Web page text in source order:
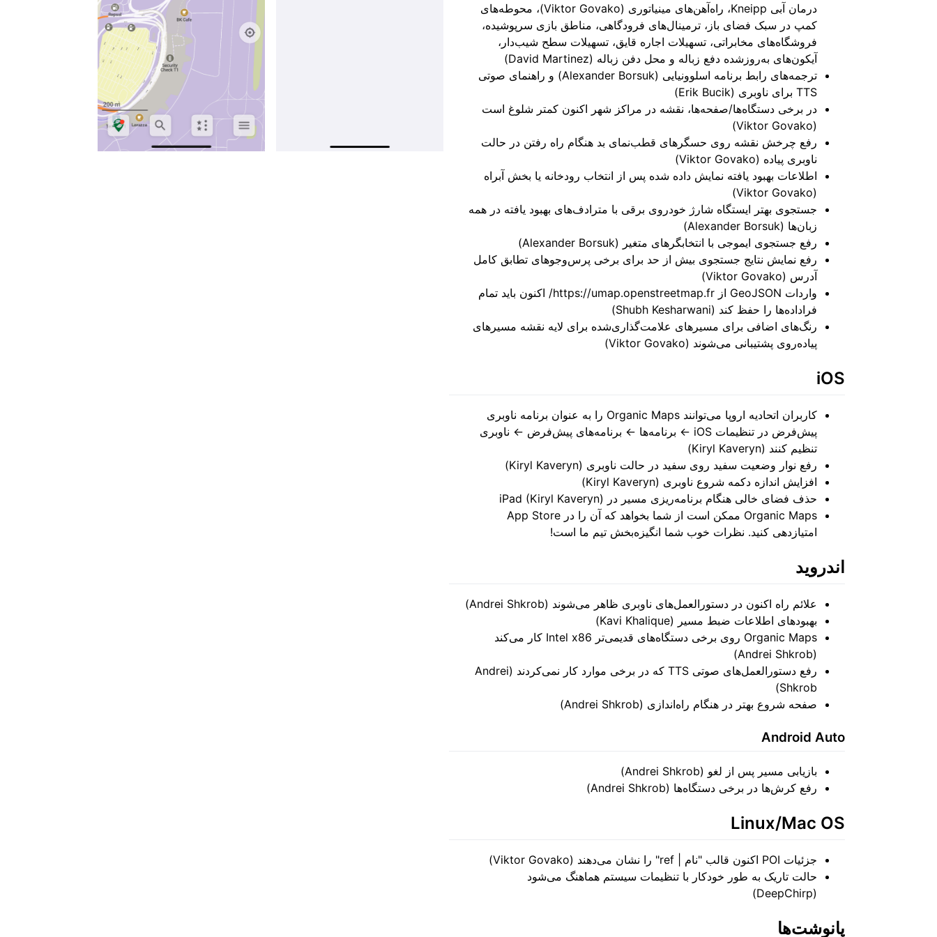
درمان آبی Kneipp، راه‌آهن‌های مینیاتوری (Viktor Govako)، محوطه‌های
کمپ در سبک فضای باز، ترمینال‌های فرودگاهی، مناطق بازی سرپوشیده،
فروشگاه‌های مخابراتی، تسهیلات اجاره قایق، تسهیلات سطح شیب‌دار،
آیکون‌های به‌روز‌شده دفع زباله و محل دفن زباله (David Martinez)
ترجمه‌های رابط برنامه اسلوونیایی (Alexander Borsuk) و راهنمای صوتی
TTS برای ناوبری (Erik Bucik)
در برخی دستگاه‌ها/صفحه‌ها، نقشه در مراکز شهر اکنون کمتر شلوغ است
(Viktor Govako)
رفع چرخش نقشه روی حسگرهای قطب‌نمای بد هنگام راه رفتن در حالت
ناوبری پیاده (Viktor Govako)
اطلاعات بهبود یافته نمایش داده شده پس از انتخاب رودخانه یا بخش آبراه
(Viktor Govako)
جستجوی بهتر ایستگاه شارژ خودروی برقی با مترادف‌های بهبود یافته در همه
زبان‌ها (Alexander Borsuk)
رفع جستجوی ایموجی با انتخابگرهای متغیر (Alexander Borsuk)
رفع نمایش نتایج جستجوی بیش از حد برای برخی پرس‌وجوهای تطابق کامل
آدرس (Viktor Govako)
واردات GeoJSON از https://umap.openstreetmap.fr/ اکنون باید تمام
فراداده‌ها را حفظ کند (Shubh Kesharwani)
رنگ‌های اضافی برای مسیرهای علامت‌گذاری‌شده برای لایه نقشه مسیرهای
پیاده‌روی پشتیبانی می‌شوند (Viktor Govako)
iOS
کاربران اتحادیه اروپا می‌توانند Organic Maps را به عنوان برنامه ناوبری
پیش‌فرض در تنظیمات iOS ← برنامه‌ها ← برنامه‌های پیش‌فرض ← ناوبری
تنظیم کنند (Kiryl Kaveryn)
رفع نوار وضعیت سفید روی سفید در حالت ناوبری (Kiryl Kaveryn)
افزایش اندازه دکمه شروع ناوبری (Kiryl Kaveryn)
حذف فضای خالی هنگام برنامه‌ریزی مسیر در iPad (Kiryl Kaveryn)
Organic Maps ممکن است از شما بخواهد که آن را در App Store
امتیازدهی کنید. نظرات خوب شما انگیزه‌بخش تیم ما است!
اندروید
علائم راه اکنون در دستورالعمل‌های ناوبری ظاهر می‌شوند (Andrei Shkrob)
بهبودهای اطلاعات ضبط مسیر (Kavi Khalique)
Organic Maps روی برخی دستگاه‌های قدیمی‌تر Intel x86 کار می‌کند
(Andrei Shkrob)
رفع دستورالعمل‌های صوتی TTS که در برخی موارد کار نمی‌کردند (Andrei
Shkrob)
صفحه شروع بهتر در هنگام راه‌اندازی (Andrei Shkrob)
Android Auto
بازیابی مسیر پس از لغو (Andrei Shkrob)
رفع کرش‌ها در برخی دستگاه‌ها (Andrei Shkrob)
Linux/Mac OS
جزئیات POI اکنون قالب "نام | ref" را نشان می‌دهند (Viktor Govako)
حالت تاریک به طور خودکار با تنظیمات سیستم هماهنگ می‌شود
(DeepChirp)
پانوشت‌ها